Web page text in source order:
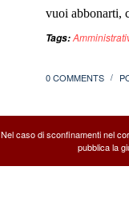
vuoi abbonarti,
Tags:
0 COMMENTS /
Nel caso di sconfinamenti nel
pubblica la